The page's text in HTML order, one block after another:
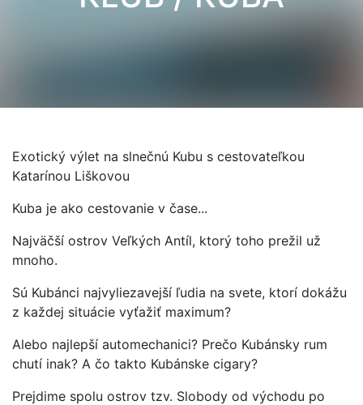
Exotický výlet na slnečnú Kubu s cestovateľkou
Katarínou Liškovou
Kuba je ako cestovanie v čase...
Najväčší ostrov Veľkých Antíl, ktorý toho prežil už
mnoho.
Sú Kubánci najvyliezavejší ľudia na svete, ktorí dokážu
z každej situácie vyťažiť maximum?
Alebo najlepší automechanici? Prečo Kubánsky rum
chutí inak? A čo takto Kubánske cigary?
Prejdime spolu ostrov tzv. Slobody od východu po